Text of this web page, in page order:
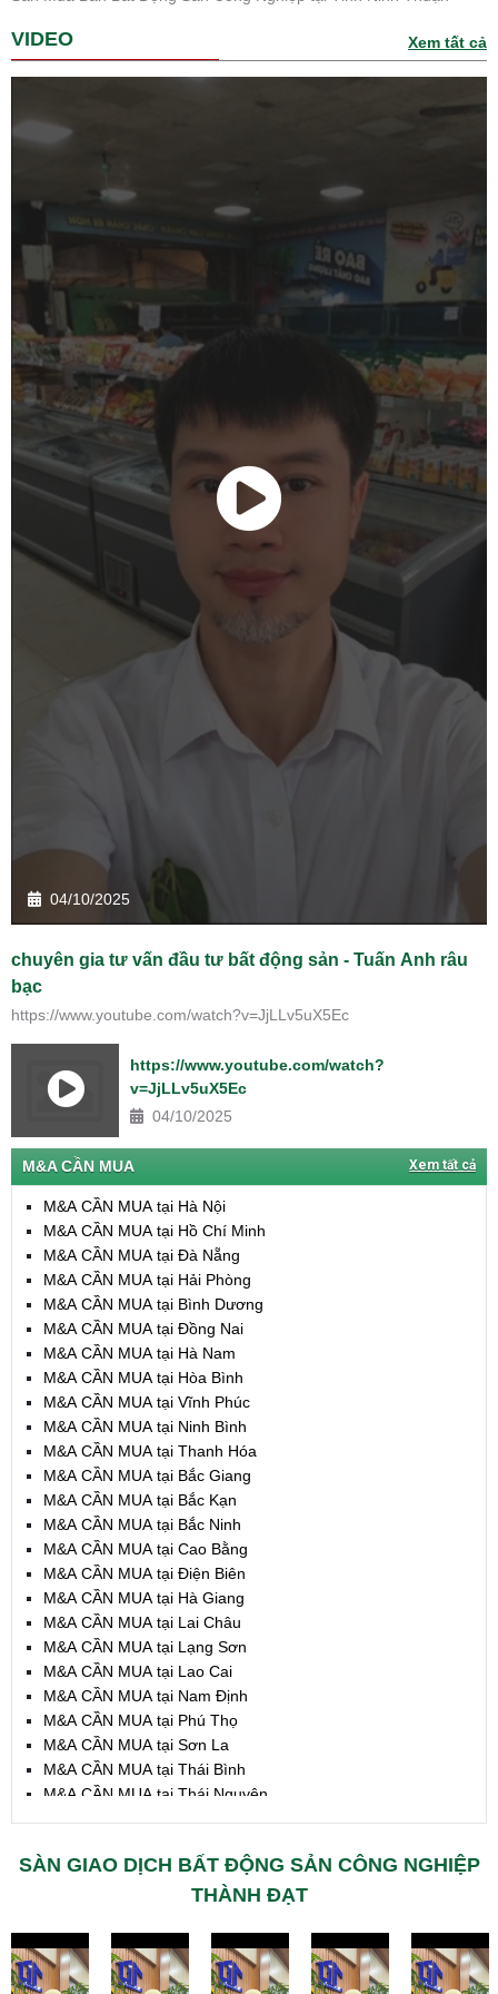
VIDEO Xem tất cả
04/10/2025
chuyên gia tư vấn đầu tư bất động sản - Tuấn Anh râu
bạc
https://www.youtube.com/watch?v=JjLLv5uX5Ec
https://www.youtube.com/watch?
v=JjLLv5uX5Ec
04/10/2025
M&A CẦN MUA Xem tất cả
M&A CẦN MUA tại Hà Nội
M&A CẦN MUA tại Hồ Chí Minh
M&A CẦN MUA tại Đà Nẵng
M&A CẦN MUA tại Hải Phòng
M&A CẦN MUA tại Bình Dương
M&A CẦN MUA tại Đồng Nai
M&A CẦN MUA tại Hà Nam
M&A CẦN MUA tại Hòa Bình
M&A CẦN MUA tại Vĩnh Phúc
M&A CẦN MUA tại Ninh Bình
M&A CẦN MUA tại Thanh Hóa
M&A CẦN MUA tại Bắc Giang
M&A CẦN MUA tại Bắc Kạn
M&A CẦN MUA tại Bắc Ninh
M&A CẦN MUA tại Cao Bằng
M&A CẦN MUA tại Điện Biên
M&A CẦN MUA tại Hà Giang
M&A CẦN MUA tại Lai Châu
M&A CẦN MUA tại Lạng Sơn
M&A CẦN MUA tại Lao Cai
M&A CẦN MUA tại Nam Định
M&A CẦN MUA tại Phú Thọ
M&A CẦN MUA tại Sơn La
M&A CẦN MUA tại Thái Bình
M&A CẦN MUA tại Thái Nguyên
M&A CẦN MUA tại Thừa T. Huế
M&A CẦN MUA tại Khánh Hoà
M&A CẦN MUA tại Bình Thuận
M&A CẦN MUA tại Đăk Nông
SÀN GIAO DỊCH BẤT ĐỘNG SẢN CÔNG NGHIỆP
THÀNH ĐẠT